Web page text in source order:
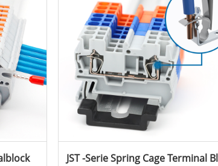
JST -Serie Spring Cage Terminal